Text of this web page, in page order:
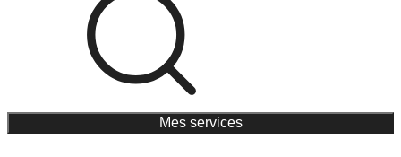
Mes services